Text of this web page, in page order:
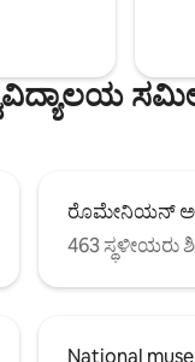
ರೊಮೇನಿಯನ್
463 ಸ್ಥಳೀಯರು
National